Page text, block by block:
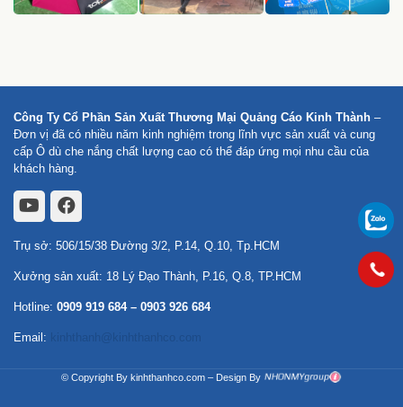
Công Ty Cổ Phần Sản Xuất Thương Mại Quảng Cáo Kinh Thành –
Đơn vị đã có nhiều năm kinh nghiệm trong lĩnh vực sản xuất và cung
cấp Ô dù che nắng chất lượng cao có thể đáp ứng mọi nhu cầu của
khách hàng.
Trụ sở: 506/15/38 Đường 3/2, P.14, Q.10, Tp.HCM
Xưởng sản xuất: 18 Lý Đạo Thành, P.16, Q.8, TP.HCM
Hotline: 0909 919 684– 0903 926 684
Email: kinhthanh@kinhthanhco.com
© Copyright By kinhthanhco.com – Design By